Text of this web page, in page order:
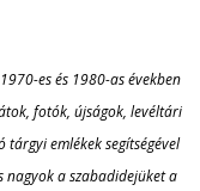
es és 1980-as években
fotók, újságok, levéltári
emlékek segítségével
nagyok a szabadidejüket a